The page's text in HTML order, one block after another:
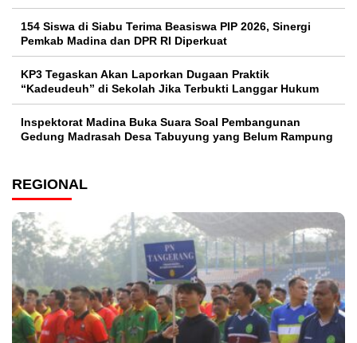
154 Siswa di Siabu Terima Beasiswa PIP 2026, Sinergi
Pemkab Madina dan DPR RI Diperkuat
KP3 Tegaskan Akan Laporkan Dugaan Praktik
“Kadeudeuh” di Sekolah Jika Terbukti Langgar Hukum
Inspektorat Madina Buka Suara Soal Pembangunan
Gedung Madrasah Desa Tabuyung yang Belum Rampung
REGIONAL